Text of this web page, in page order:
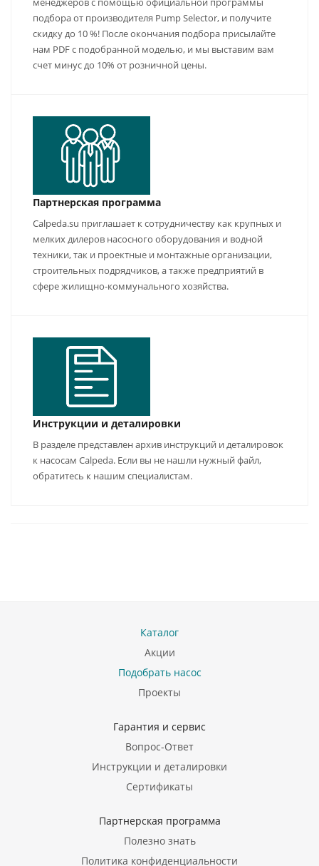
подбора от производителя Pump Selector, и получите
скидку до 10 %! После окончания подбора присылайте
нам PDF с подобранной моделью, и мы выставим вам
счет минус до 10% от розничной цены.
Партнерская программа
Calpeda.su приглашает к сотрудничеству как крупных и
мелких дилеров насосного оборудования и водной
техники, так и проектные и монтажные организации,
строительных подрядчиков, а также предприятий в
сфере жилищно-коммунального хозяйства.
Инструкции и деталировки
В разделе представлен архив инструкций и деталировок
к насосам Calpeda. Если вы не нашли нужный файл,
обратитесь к нашим специалистам.
Каталог
Акции
Подобрать насос
Проекты
Гарантия и сервис
Вопрос-Ответ
Инструкции и деталировки
Сертификаты
Партнерская программа
Полезно знать
Политика конфиденциальности